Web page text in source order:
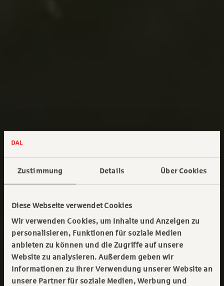
Zustimmung Details Über Cookies
Diese Webseite verwendet Cookies
Wir verwenden Cookies, um Inhalte und Anzeigen zu
personalisieren, Funktionen für soziale Medien
anbieten zu können und die Zugriffe auf unsere
Website zu analysieren. Außerdem geben wir
Informationen zu Ihrer Verwendung unserer Website an
unsere Partner für soziale Medien, Werbung und